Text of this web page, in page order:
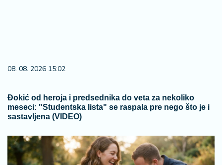
08. 08. 2026 15:02
Đokić od heroja i predsednika do veta za nekoliko
meseci: "Studentska lista" se raspala pre nego što je i
sastavljena (VIDEO)